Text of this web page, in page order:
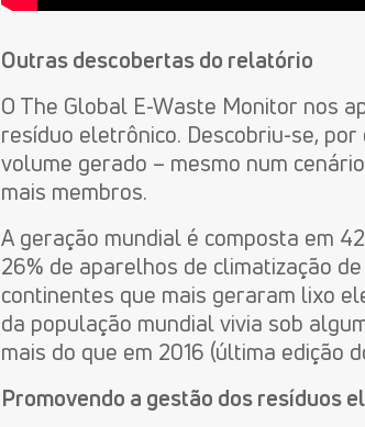
Outras descobertas do relatório
O The Global E-Waste Monitor nos
resíduo eletrônico. Descobriu-se,
volume gerado – mesmo num
mais membros.
A geração mundial é composta em
26% de aparelhos de climatização
continentes que mais geraram lixo
da população mundial vivia sob
mais do que em 2016 (última edição
Promovendo a gestão dos resíduos